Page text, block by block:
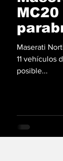
Maserati
11 vehículos
posible...